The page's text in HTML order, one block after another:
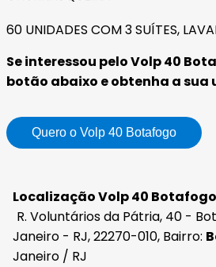
60 UNIDADES COM 3 SUÍTES,
Se interessou pelo Volp 40
botão abaixo e obtenha a sua
Quero o Volp 40 Botafogo
Localização Volp 40 Botafogo
R. Voluntários da Pátria, 40 -
Janeiro - RJ, 22270-010, Bairro:
Janeiro / RJ